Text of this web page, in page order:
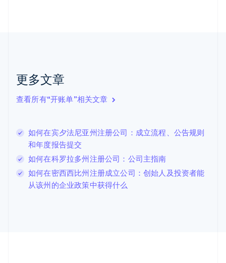
更多文章
查看所有“开账单”相关文章
如何在宾夕法尼亚州注册公司：成立流程、公告规则
和年度报告提交
如何在科罗拉多州注册公司：公司主指南
如何在密西西比州注册成立公司：创始人及投资者能
从该州的企业政策中获得什么
克罗地亚
EnglishItaliano
拉脱维亚
English
列支敦士登
DeutschEnglish
卢森堡
Français Deutsch English
罗马尼亚
English